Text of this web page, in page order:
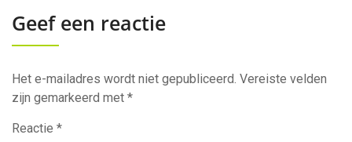
Geef een reactie
Het e-mailadres wordt niet gepubliceerd. Vereiste velden
zijn gemarkeerd met *
Reactie *